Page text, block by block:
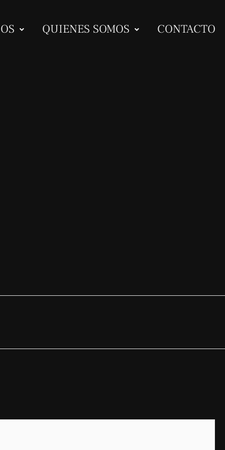
QUIENES SOMOS CONTACTO